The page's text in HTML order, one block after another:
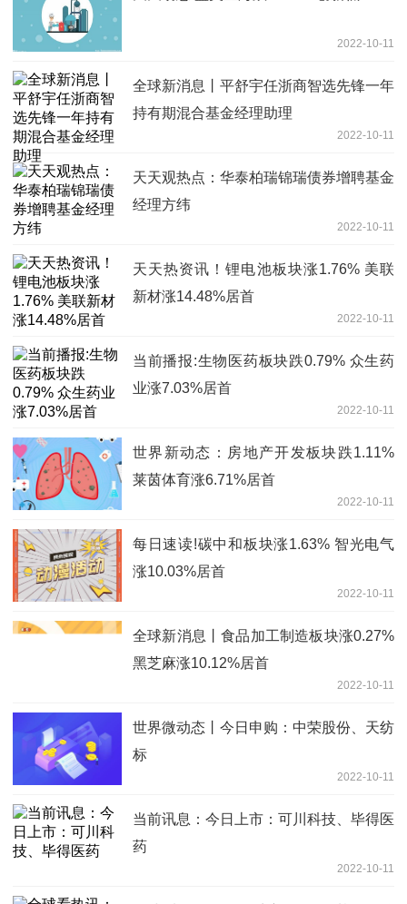
2022-10-11
全球新消息丨平舒宇任浙商智选先锋一年
持有期混合基金经理助理
2022-10-11
天天观热点：华泰柏瑞锦瑞债券增聘基金
经理方纬
2022-10-11
天天热资讯！锂电池板块涨1.76% 美联
新材涨14.48%居首
2022-10-11
当前播报:生物医药板块跌0.79% 众生药
业涨7.03%居首
2022-10-11
世界新动态：房地产开发板块跌1.11%
莱茵体育涨6.71%居首
2022-10-11
每日速读!碳中和板块涨1.63% 智光电气
涨10.03%居首
2022-10-11
全球新消息丨食品加工制造板块涨0.27%
黑芝麻涨10.12%居首
2022-10-11
世界微动态丨今日申购：中荣股份、天纺
标
2022-10-11
当前讯息：今日上市：可川科技、毕得医
药
2022-10-11